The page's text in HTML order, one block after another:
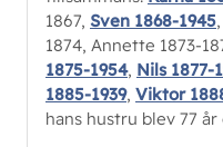
1867, Sven 1868-1945,
1874, Annette 1873-
1875-1954, Nils 1877-
1885-1939, Viktor
hans hustru blev 77